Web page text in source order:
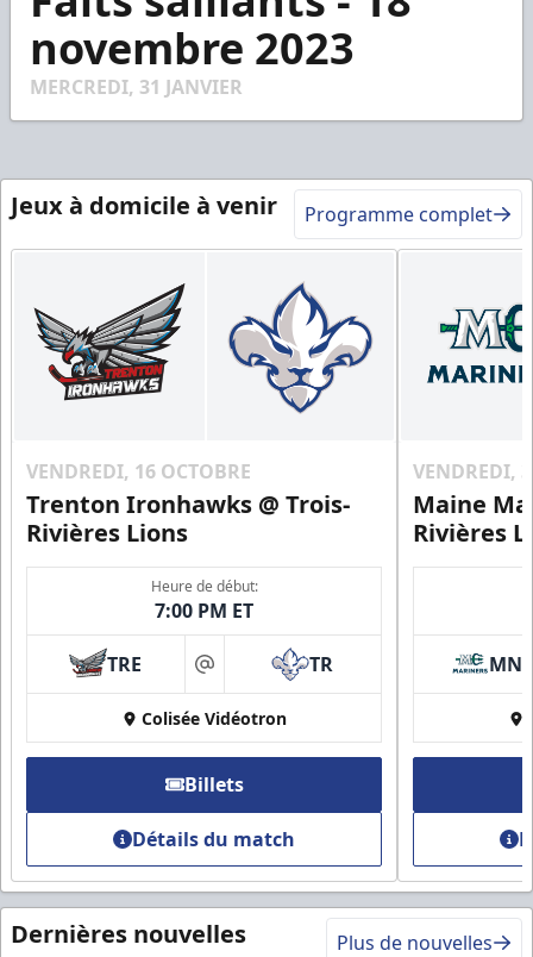
minutes,
seconds
novembre 2023
MERCREDI, 31 JANVIER
Jeux à domicile à venir Programme complet
VENDREDI, 16 OCTOBRE
Trenton Ironhawks @ Trois-
Rivières Lions
Heure de début:
7:00 PM ET
TRE at TR
Colisée Vidéotron
Billets
Détails du match
VENDREDI,
Maine
Rivières
MNE
Dernières nouvelles Plus de nouvelles